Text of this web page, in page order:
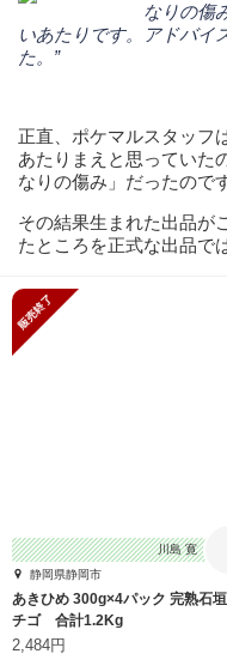
なりの傷
いあたりです。アドバイ
た。”
正直、ポケマルスタッフ
あたりまえと思っていた
なりの傷み」だったので
その結果生まれた出品が
たところを正式な出品で
川島 寛
静岡県静岡市
あきひめ 300g×4パック 完熟石
チゴ 合計1.2Kg
2,484円